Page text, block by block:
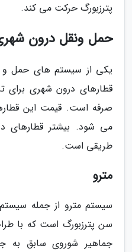
پترزبورگ حرکت می کند.
حمل ونقل درون
یکی از سیستم های حمل و
قطارهای درون شهری برای
صرفه است. قیمت این
می شود. بیشتر قطارهای
طریقی است.
مترو
سیستم مترو از جمله
سن پترزبورگ است که با
جماهیر شوروی سابق به